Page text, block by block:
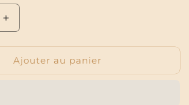
Augmenter
la
quantité
de
La
Ajouter au panier